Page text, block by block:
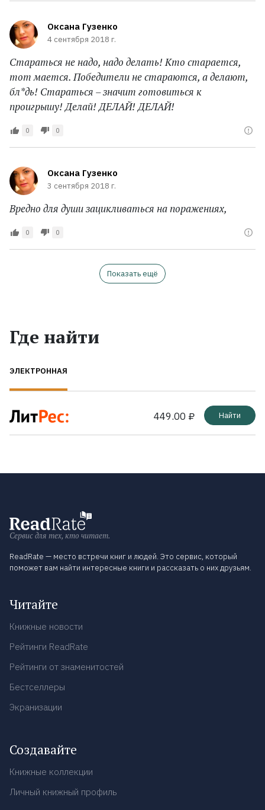
Оксана Гузенко
4 сентября 2018 г.
Стараться не надо, надо делать! Кто старается,
тот мается. Победители не стараются, а делают,
бл*дь! Стараться – значит готовиться к
проигрышу! Делай! ДЕЛАЙ! ДЕЛАЙ!
0 0
Оксана Гузенко
3 сентября 2018 г.
Вредно для души зацикливаться на поражениях,
0 0
Показать ещё
Где найти
ЭЛЕКТРОННАЯ
449.00 ₽ Найти
Сервис для тех, кто читает.
ReadRate — место встречи книг и людей. Это сервис, который
поможет вам найти интересные книги и рассказать о них друзьям.
Читайте
Книжные новости
Рейтинги ReadRate
Рейтинги от знаменитостей
Бестселлеры
Экранизации
Создавайте
Книжные коллекции
Личный книжный профиль